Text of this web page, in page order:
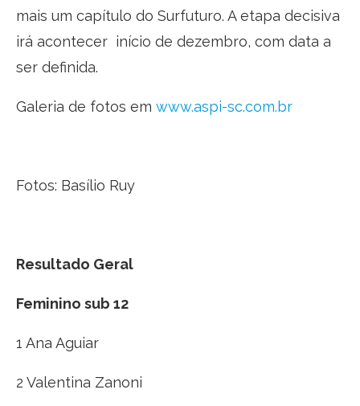
mais um capítulo do Surfuturo. A etapa decisiva
irá acontecer início de dezembro, com data a
ser definida.
Galeria de fotos em www.aspi-sc.com.br
Fotos: Basílio Ruy
Resultado Geral
Feminino sub 12
1 Ana Aguiar
2 Valentina Zanoni